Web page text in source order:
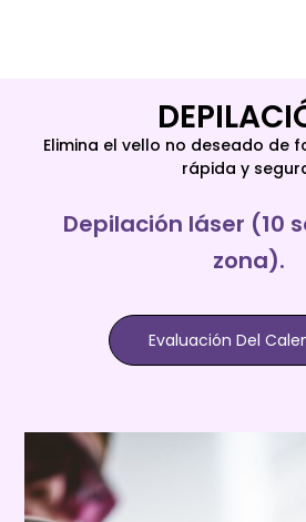
Elimina el vello no deseado de
rápida y
Depilación láser (10
zona).
Evaluación Del